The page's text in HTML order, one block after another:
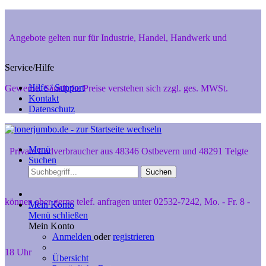
Angebote gelten nur für Industrie, Handel, Handwerk und
Gewerbe. Sämtliche Preise verstehen sich zzgl. ges. MWSt.
Private Endverbraucher aus 48346 Ostbevern und 48291 Telgte
können aber gerne telef. anfragen unter 02532-7242, Mo. - Fr. 8 -
18 Uhr
Service/Hilfe
Hilfe / Support
Kontakt
Datenschutz
Menü
Suchen
Suchen
Mein Konto
Menü schließen
Mein Konto
Anmelden oderregistrieren
Übersicht